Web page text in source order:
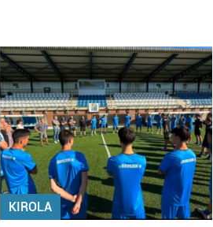
KIROLA